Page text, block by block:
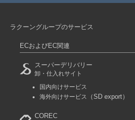
ラクーングループのサービス
ECおよびEC関連
スーパーデリバリー
卸・仕入れサイト
国内向けサービス
海外向けサービス
（SD export）
COREC